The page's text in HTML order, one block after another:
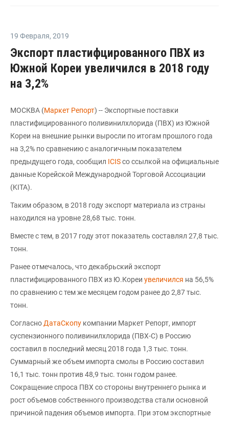
19 Февраля, 2019
Экспорт пластифцированного ПВХ из
Южной Кореи увеличился в 2018 году
на 3,2%
МОСКВА (Маркет Репорт) -- Экспортные поставки
пластифицированного поливинилхлорида (ПВХ) из Южной
Кореи на внешние рынки выросли по итогам прошлого года
на 3,2% по сравнению с аналогичным показателем
предыдущего года, сообщил ICISсо ссылкой на официальные
данные Корейской Международной Торговой Ассоциации
(KITA).
Таким образом, в 2018 году экспорт материала из страны
находился на уровне 28,68 тыс. тонн.
Вместе с тем, в 2017 году этот показатель составлял 27,8 тыс.
тонн.
Ранее отмечалось, что декабрьский экспорт
пластифицированного ПВХ из Ю.Кореи увеличился на 56,5%
по сравнению с тем же месяцем годом ранее до 2,87 тыс.
тонн.
Согласно ДатаСкопу компании Маркет Репорт, импорт
суспензионного поливинилхлорида (ПВХ-С) в Россию
составил в последний месяц 2018 года 1,3 тыс. тонн.
Суммарный же объем импорта смолы в Россию составил
16,1 тыс. тонн против 48,9 тыс. тонн годом ранее.
Сокращение спроса ПВХ со стороны внутреннего рынка и
рост объемов собственного производства стали основной
причиной падения объемов импорта. При этом экспортные